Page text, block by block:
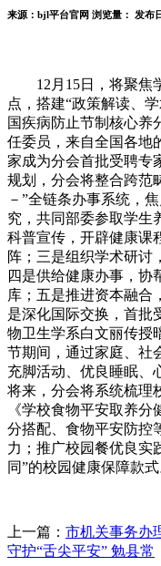
来源：bjl平台官网 浏览量： 发布
12月15日，将聚焦
点，搭建“政策解读、
国疾病防止节制核心养
任委员，来自全国各地
家成为分会首批受聘专
规划，分会将整合跨范
－”全链条办事系统，
究，共同部委参取学生
科普宣传，开辟健康课
阵；三是组织学术研讨
四是供给健康办事，协
库；五是推进资本融合
是深化国际交换，首批
物卫生学系白文丽传授
节期间，通过家庭、社
充脚活动、优良睡眠、
将来，分会将系统梳理
《学校食物平安取养
分搭配、食物平安防控
力；推广校园餐优良实
同”的校园健康保障款式
上一篇： 市机关事务办
守护“舌尖平安” 勉县常